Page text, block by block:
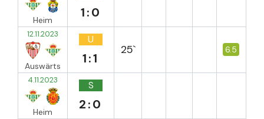
Heim 1:0
12.11.2023
Auswärts
U
1:1
25` 6.5
4.11.2023
Heim
S
2:0